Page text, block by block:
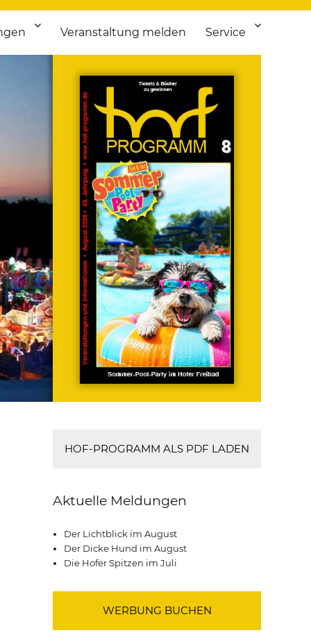
Veranstaltung melden Service
HOF-PROGRAMM ALS PDF LADEN
Aktuelle Meldungen
Der Lichtblick im August
Der Dicke Hund im August
Die Hofer Spitzen im Juli
WERBUNG BUCHEN